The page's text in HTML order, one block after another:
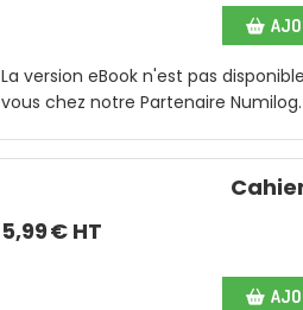
La version eBook n'est pas
vous chez notre Partenaire Numilog.
5,99€ HT